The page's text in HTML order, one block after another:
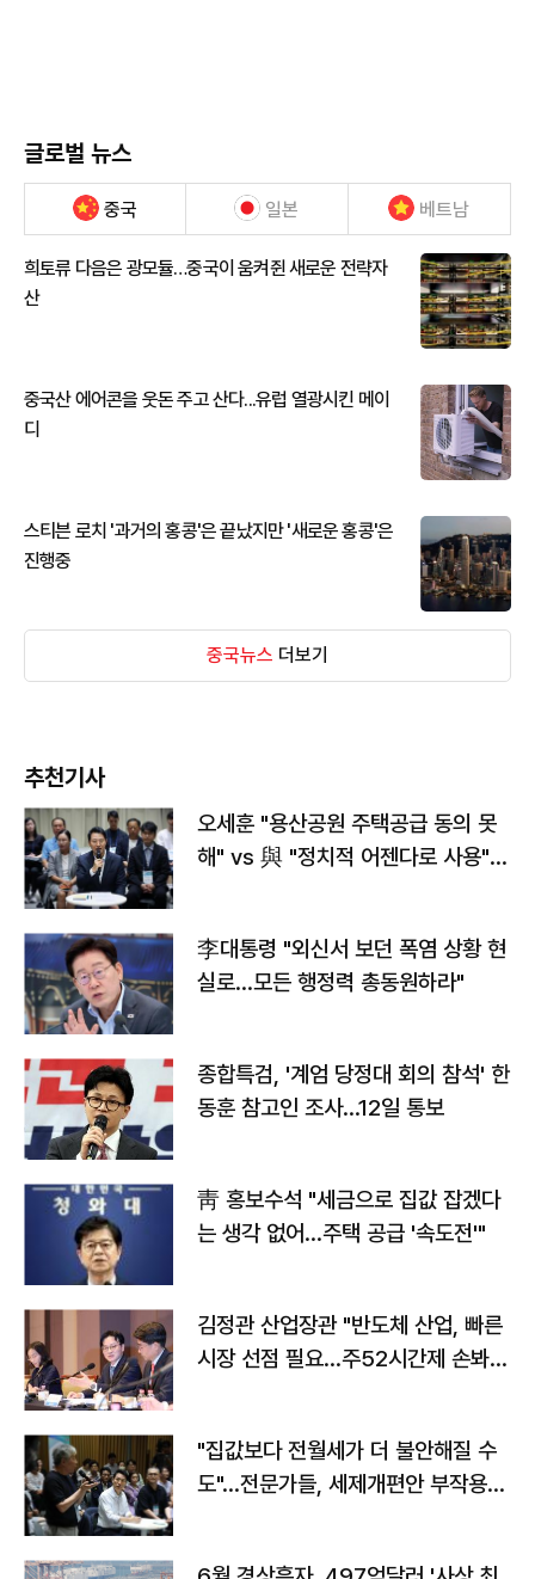
글로벌 뉴스
중국 일본 베트남
희토류 다음은 광모듈…중국이 움켜쥔 새로운 전략자
산
중국산 에어콘을 웃돈 주고 산다...유럽 열광시킨 메이
디
스티븐 로치 '과거의 홍콩'은 끝났지만 '새로운 홍콩'은
진행중
중국뉴스 더보기
추천기사
오세훈 "용산공원 주택공급 동의 못
해" vs 與 "정치적 어젠다로 사용"
李대통령 "외신서 보던 폭염 상황 현
실로…모든 행정력 총동원하라"
종합특검, '계엄 당정대 회의 참석' 한
동훈 참고인 조사...12일 통보
靑 홍보수석 "세금으로 집값 잡겠다
는 생각 없어…주택 공급 '속도전'"
김정관 산업장관 "반도체 산업, 빠른
시장 선점 필요…주52시간제 손봐
"집값보다 전월세가 더 불안해질 수
도"…전문가들, 세제개편안 부작용